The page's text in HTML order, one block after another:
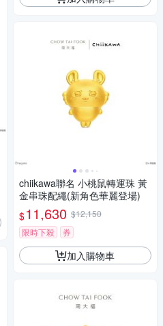
chiikawa聯名 小桃鼠轉運珠 黃
金串珠配繩(新角色華麗登場)
$11,630 $12,150
限時下殺
券
加入購物車